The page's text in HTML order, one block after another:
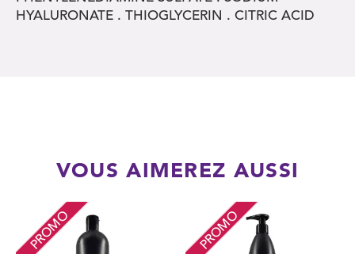
HYALURONATE . THIOGLYCERIN . CITRIC ACID
VOUS AIMEREZ AUSSI
PROMO PROMO